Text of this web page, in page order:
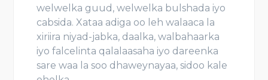
welwelka guud, welwelka bulshada iyo
cabsida. Xataa adiga oo leh walaaca la
xiriira niyad-jabka, daalka, walbahaarka
iyo falcelinta qalalaasaha iyo dareenka
sare waa la soo dhaweynayaa, sidoo kale